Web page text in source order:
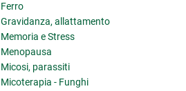
Ferro
Gravidanza, allattamento
Memoria e Stress
Menopausa
Micosi, parassiti
Micoterapia - Funghi